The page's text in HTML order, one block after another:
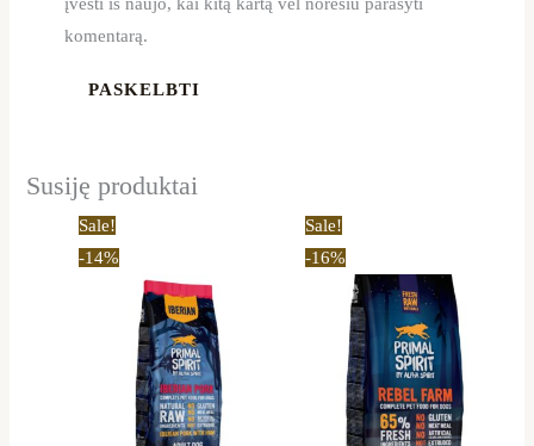
komentarą.
Susiję produktai
Sale!
-14%
57,00 €.49,00 €.
Sale!
-16%
61,00 €.51,00 €.